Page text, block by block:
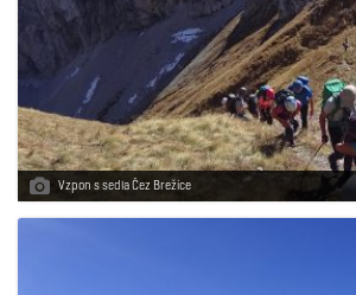
Vzpon s sedla Čez Brežice